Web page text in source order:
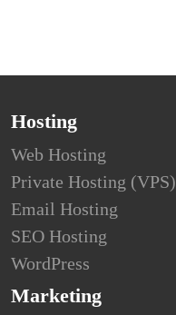
Hosting
Web Hosting
Private Hosting (VPS)
Email Hosting
SEO Hosting
WordPress
Marketing